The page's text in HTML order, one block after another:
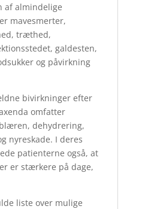
af ​​almindelige
mavesmerter,
træthed,
galdesten,
og påvirkning
bivirkninger efter
omfatter
dehydrering,
nyreskade. I deres
patienterne også, at
er stærkere på dage,
liste over mulige